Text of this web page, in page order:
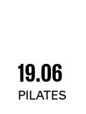
19.06
PILATES